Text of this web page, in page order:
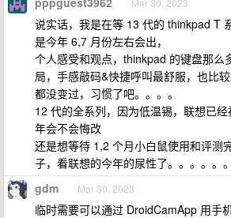
Mar 30, 2023
说实话，我是在等 13 代的 thinkpad T
是今年 6,7 月份左右会出，
个人感受和观点，thinkpad 的键盘那么
局，手感敲码&快捷呼叫最舒服，也比
都没变过，习惯了吧。。。。
12 代的全系列，因为低温锡，联想已
年会不会悔改
还是想等待 1,2 个月小白鼠使用和评测
子，看联想的今年的尿性了。。。。。。
gdm Mar 30, 2023
临时需要可以通过 DroidCamApp 用手